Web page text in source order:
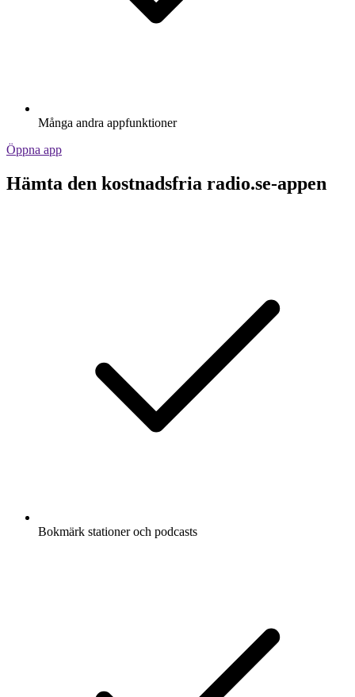
Många andra appfunktioner
Öppna app
Hämta den kostnadsfria radio.se-appen
Bokmärk stationer och podcasts